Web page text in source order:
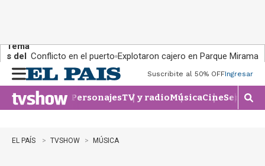
Tema
s del
día:
Conflicto en el puerto Explotaron cajero en Parque Miramar
n
u
Suscribite al 50% OFFIngresar
PersonajesTV y radioMúsicaCineSeries
M
o
EL PAÍS TVSHOW MÚSICA